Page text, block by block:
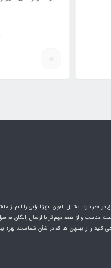
نظر دارد استایل بانوان عزیز ایرانی را اعم از
مناسب و از همه مهم تر با ارسال رایگان به
و از بهترین ها که در شأن شماست، بهره